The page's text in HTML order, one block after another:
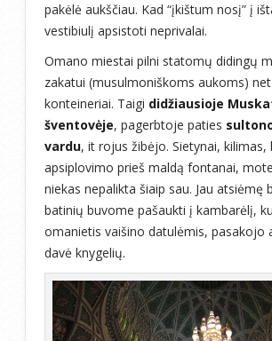
pakėlė aukščiau. Kad “įkištum nosį” į
vestibiulį apsistoti neprivalai.
Omano miestai pilni statomų didingų
zakatui (musulmoniškoms aukoms)
konteineriai. Taigi didžiausioje
šventovėje, pagerbtoje paties
vardu, it rojus žibėjo. Sietynai, kilimas,
apsiplovimo prieš maldą fontanai,
niekas nepalikta šiaip sau. Jau atsiėmę
batinių buvome pašaukti į kambarėlį,
omanietis vaišino datulėmis, pasakojo
davė knygelių.